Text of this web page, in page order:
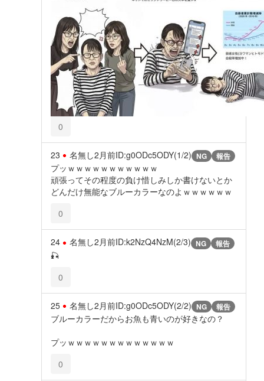
0
23 名無し2月前ID:g0ODc5ODY(1/2) NG 報告
プッｗｗｗｗｗｗｗｗｗｗｗ
頑張ってその程度の負け惜しみしか書けないとか
どんだけ無能なブルーカラーなのよｗｗｗｗｗｗ
0
24 名無し2月前ID:k2NzQ4NzM(2/3) NG 報告
🎣
0
25 名無し2月前ID:g0ODc5ODY(2/2) NG 報告
ブルーカラーだからお魚も青いのが好きなの？
プッｗｗｗｗｗｗｗｗｗｗｗｗｗ
0